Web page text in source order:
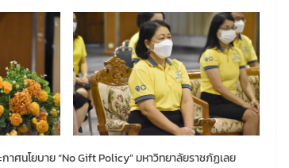
าศนโยบาย “No Gift Policy” มหาวิทยาลัยราชภัฏเลย